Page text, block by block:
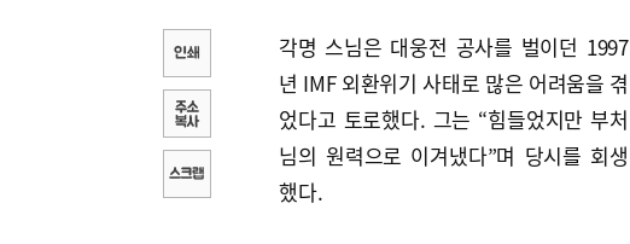
각명 스님은 대웅전 공사를 벌이던 1997
년 IMF 외환위기 사태로 많은 어려움을 겪
었다고 토로했다. 그는 “힘들었지만 부처
님의 원력으로 이겨냈다”며 당시를 회생
했다.